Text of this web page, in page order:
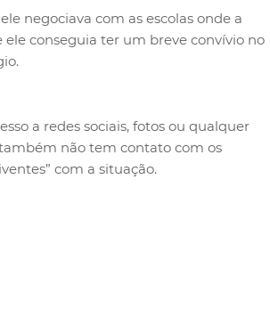
negociava com as escolas onde a
conseguia ter um breve convívio no
a redes sociais, fotos ou qualquer
não tem contato com os
com a situação.